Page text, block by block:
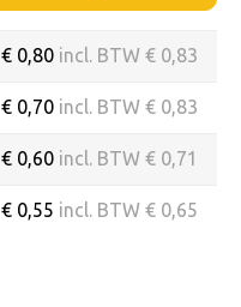
€ 0,80 incl. BTW € 0,83
€ 0,70 incl. BTW € 0,83
€ 0,60 incl. BTW € 0,71
€ 0,55 incl. BTW € 0,65